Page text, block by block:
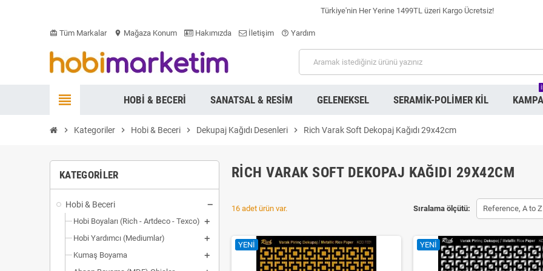
Türkiye'nin Her Yerine 1499TL üzeri Kargo Ücretsiz!
card_giftcard Tüm Markalar location_on Mağaza Konum Hakımızda İletişim help_outline Yardım
view_headline HOBI & BECERI SANATSAL & RESIM GELENEKSEL SERAMIK-POLIMER KIL
chevron_right Kategoriler chevron_right Hobi & Beceri chevron_right Dekupaj Kağıdı Desenleri chevron_right Rich Varak Soft Dekopaj Kağıdı 29x42cm
KATEGORILER
Hobi & Beceri
Hobi Boyaları (Rich - Artdeco - Texco)
Hobi Yardımcı (Mediumlar)
Kumaş Boyama
RICH VARAK SOFT DEKOPAJ KAĞIDI 29X42CM
Sıralama ölçütü: Reference, A to Z
16 adet ürün var.
YENI YENI